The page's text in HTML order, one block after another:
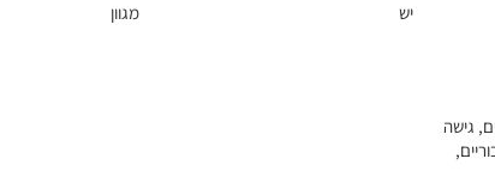
יש מגוון
גישה